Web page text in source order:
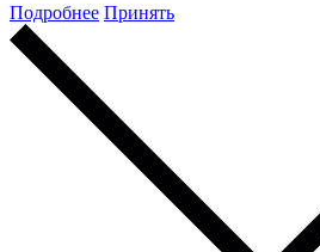
Подробнее Принять